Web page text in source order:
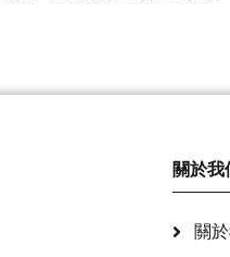
關於我
關